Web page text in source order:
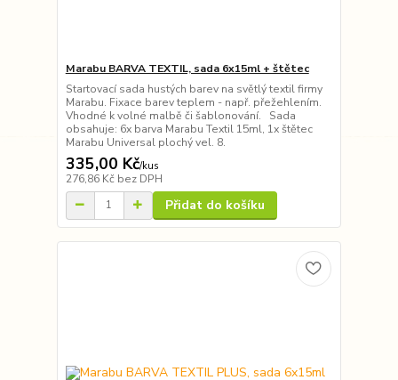
Marabu BARVA TEXTIL, sada 6x15ml + štětec
Startovací sada hustých barev na světlý textil firmy
Marabu. Fixace barev teplem - např. přežehlením.
Vhodné k volné malbě či šablonování. Sada
obsahuje: 6x barva Marabu Textil 15ml, 1x štětec
Marabu Universal plochý vel. 8.
335,00 Kč/kus
276,86 Kč bez DPH
Přidat do košíku